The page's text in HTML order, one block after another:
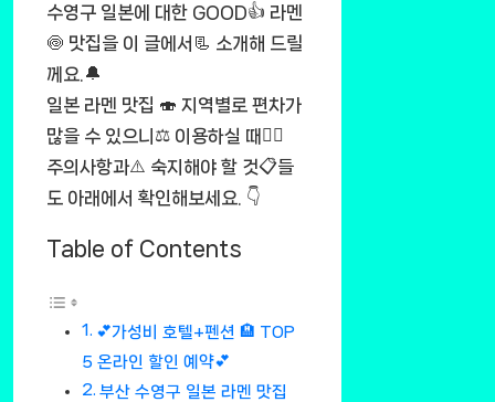
수영구 일본에 대한 GOOD👍 라멘
🍥 맛집을 이 글에서📃 소개해 드릴
께요.🔔
일본 라멘 맛집 🍣 지역별로 편차가
많을 수 있으니⚖️ 이용하실 때🚶‍♂️
주의사항과⚠️ 숙지해야 할 것📋들
도 아래에서 확인해보세요. 👇
Table of Contents
💕가성비 호텔+펜션 🏨 TOP
5 온라인 할인 예약💕
부산 수영구 일본 라멘 맛집